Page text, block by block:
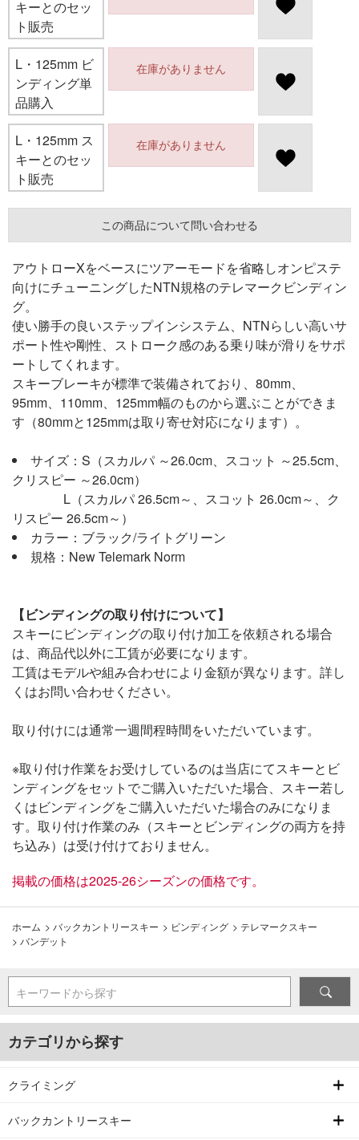
キーとのセッ
ト販売
L・125mm ビ
ンディング単
品購入
在庫がありません
L・125mm ス
キーとのセッ
ト販売
在庫がありません
この商品について問い合わせる
アウトローXをベースにツアーモードを省略しオンピステ
向けにチューニングしたNTN規格のテレマークビンディン
グ。
使い勝手の良いステップインシステム、NTNらしい高いサ
ポート性や剛性、ストローク感のある乗り味が滑りをサポ
ートしてくれます。
スキーブレーキが標準で装備されており、80mm、
95mm、110mm、125mm幅のものから選ぶことができま
す（80mmと125mmは取り寄せ対応になります）。
サイズ：S（スカルパ ～26.0cm、スコット ～25.5cm、
クリスピー ～26.0cm）
L（スカルパ 26.5cm～、スコット 26.0cm～、ク
リスピー 26.5cm～）
カラー：ブラック/ライトグリーン
規格：New Telemark Norm
【ビンディングの取り付けについて】
スキーにビンディングの取り付け加工を依頼される場合
は、商品代以外に工賃が必要になります。
工賃はモデルや組み合わせにより金額が異なります。詳し
くはお問い合わせください。
取り付けには通常一週間程時間をいただいています。
※取り付け作業をお受けしているのは当店にてスキーとビ
ンディングをセットでご購入いただいた場合、スキー若し
くはビンディングをご購入いただいた場合のみになりま
す。取り付け作業のみ（スキーとビンディングの両方を持
ち込み）は受け付けておりません。
掲載の価格は2025-26シーズンの価格です。
ホーム > バックカントリースキー > ビンディング > テレマークスキー
> バンデット
キーワードから探す
カテゴリから探す
クライミング
バックカントリースキー